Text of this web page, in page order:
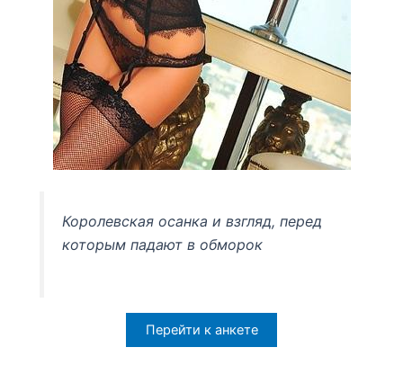
Королевская осанка и взгляд, перед
которым падают в обморок
Перейти к анкете